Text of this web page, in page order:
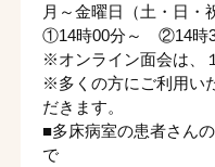
月～金曜日（土・日・
①14時00分～ ②14時
※オンライン面会は、
※多くの方にご利用い
だきます。
■多床病室の患者さん
で